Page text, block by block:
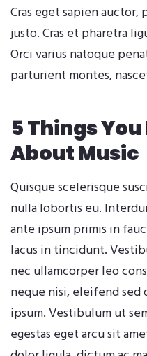
Cras eget sapien
justo. Cras et pharetra
Orci varius natoque
parturient montes,
5 Things
About Music
Quisque scelerisque
nulla lobortis eu.
ante ipsum primis in
lacus in tincidunt.
nec ullamcorper leo
neque nisi, eleifend sed
ipsum. Vestibulum ut
egestas eget arcu sit